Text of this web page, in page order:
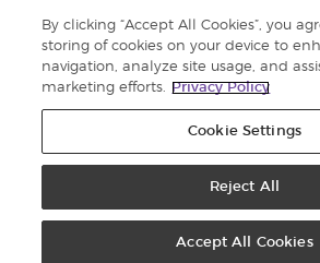
9727 AJ Groningen
Nederländerna
Kundtjänst – Avgiftsfritt
mobiltelefon):020
Sekretess
By clicking “Accept All Cookies”, you
storing of cookies on your device to
navigation, analyze site usage, and
marketing efforts.
Privacy Policy
Cookie Settings
Reject All
Accept All Cookies